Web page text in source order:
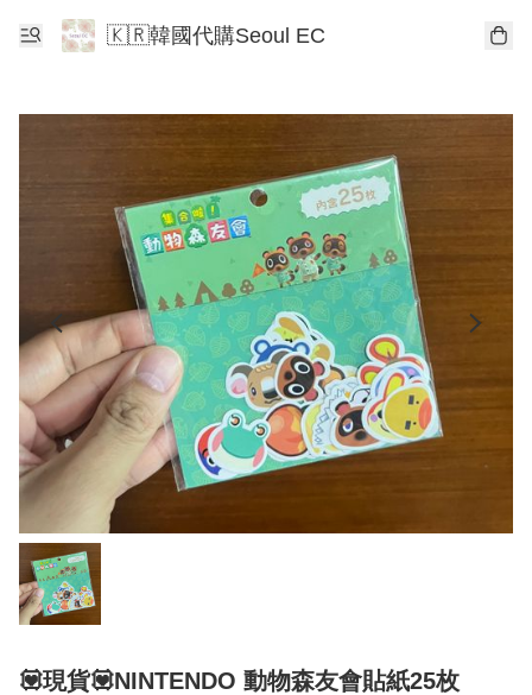
🇰🇷韓國代購Seoul EC
💟現貨💟NINTENDO 動物森友會貼紙25枚